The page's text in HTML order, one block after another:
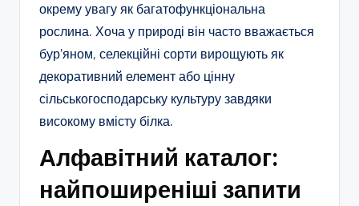
окрему увагу як багатофункціональна
рослина. Хоча у природі він часто вважається
бур’яном, селекційні сорти вирощують як
декоративний елемент або цінну
сільськогосподарську культуру завдяки
високому вмісту білка.
Алфавітний каталог:
найпоширеніші запити